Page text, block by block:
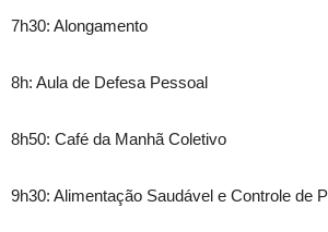
7h30: Alongamento
8h: Aula de Defesa Pessoal
8h50: Café da Manhã Coletivo
9h30: Alimentação Saudável e Controle de